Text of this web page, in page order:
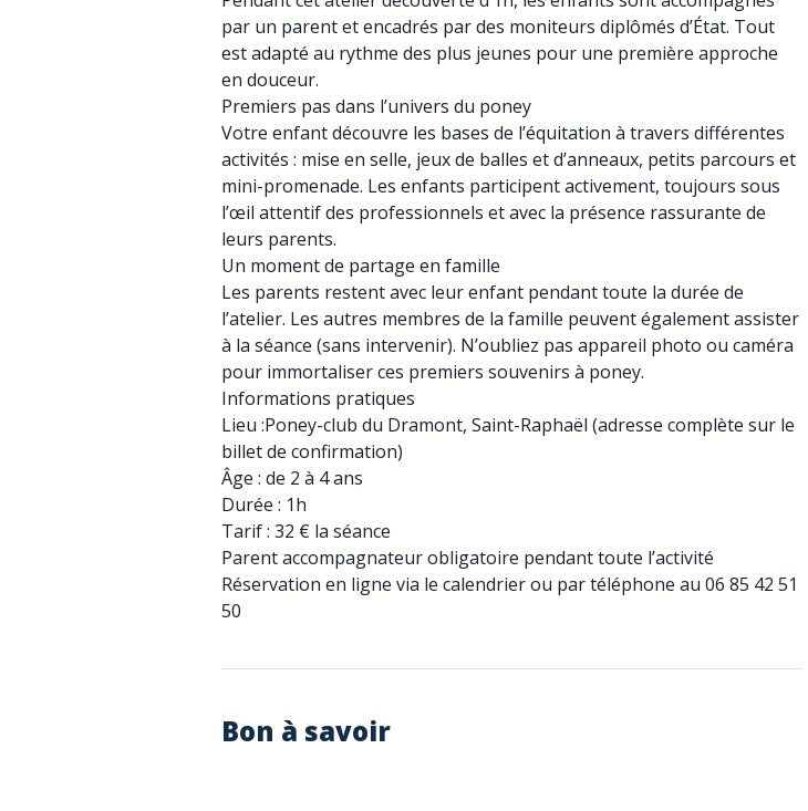
par un parent et encadrés par des moniteurs diplômés d’État. Tout
est adapté au rythme des plus jeunes pour une première approche
en douceur.
Premiers pas dans l’univers du poney
Votre enfant découvre les bases de l’équitation à travers différentes
activités : mise en selle, jeux de balles et d’anneaux, petits parcours et
mini-promenade. Les enfants participent activement, toujours sous
l’œil attentif des professionnels et avec la présence rassurante de
leurs parents.
Un moment de partage en famille
Les parents restent avec leur enfant pendant toute la durée de
l’atelier. Les autres membres de la famille peuvent également assister
à la séance (sans intervenir). N’oubliez pas appareil photo ou caméra
pour immortaliser ces premiers souvenirs à poney.
Informations pratiques
Lieu :Poney-club du Dramont, Saint-Raphaël (adresse complète sur le
billet de confirmation)
Âge : de 2 à 4 ans
Durée : 1h
Tarif : 32 € la séance
Parent accompagnateur obligatoire pendant toute l’activité
Réservation en ligne via le calendrier ou par téléphone au 06 85 42 51
50
Bon à savoir